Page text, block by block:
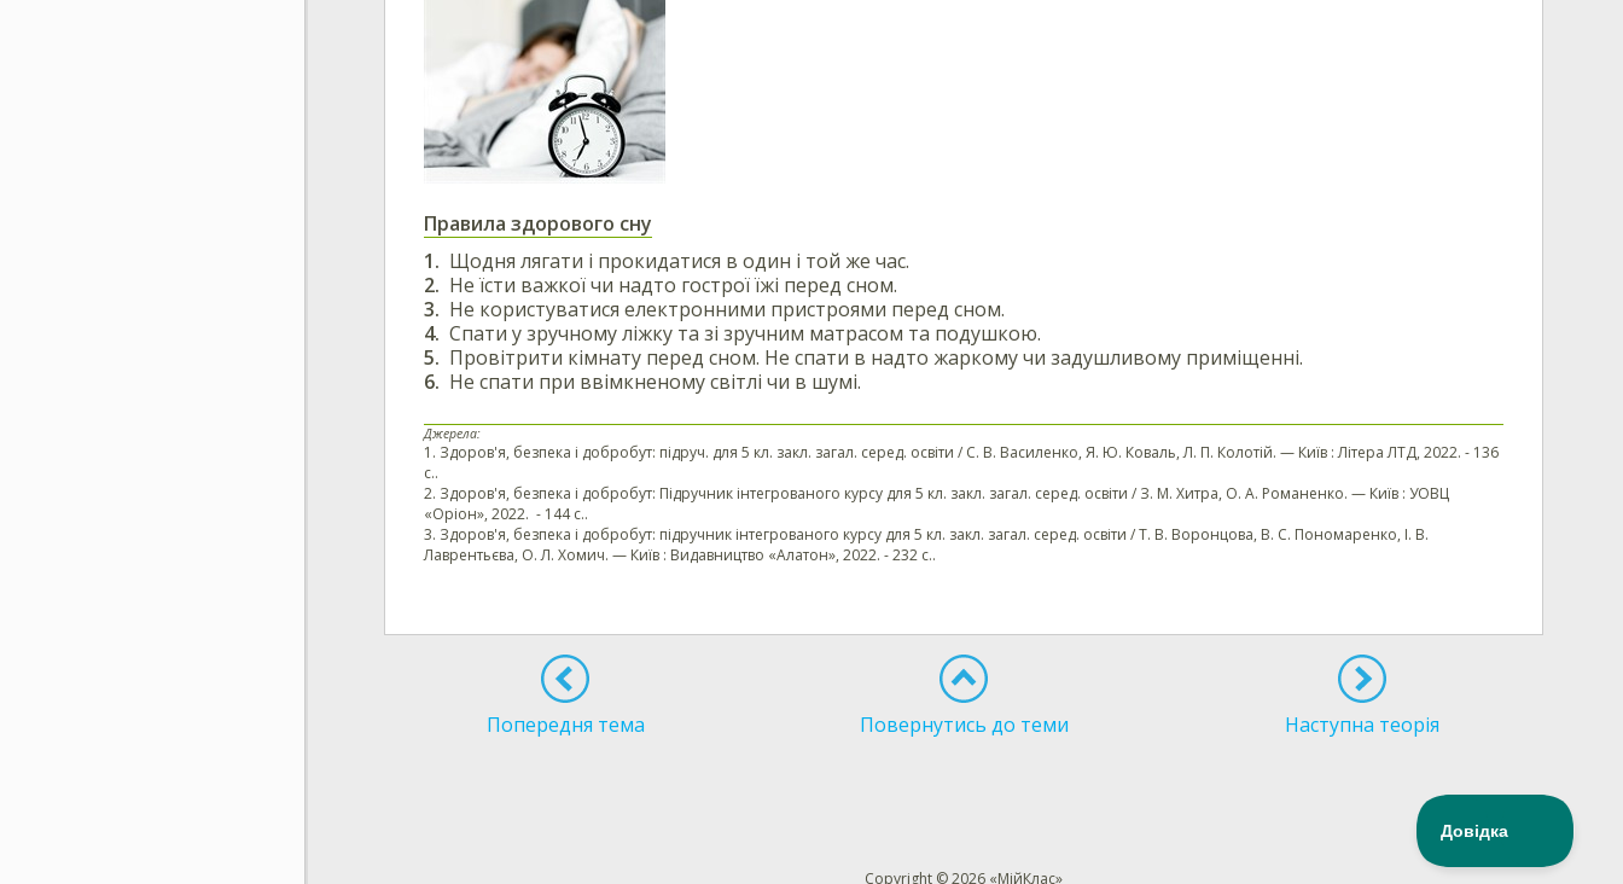
Правила здорового сну
Щодня лягати і прокидатися в один і той же час.
Не їсти важкої чи надто гострої їжі перед сном.
Не користуватися електронними пристроями перед сном.
Спати у зручному ліжку та зі зручним матрасом та подушкою.
Провітрити кімнату перед сном. Не спати в надто жаркому чи задушливому приміщенні.
Не спати при ввімкненому світлі чи в шумі.
Джерела:
1. Здоров'я, безпека і добробут: підруч. для 5 кл. закл. загал. серед. освіти / С. В. Василенко, Я. Ю. Коваль, Л. П. Колотій. — Київ : Літера ЛТД, 2022. - 136
с..
2. Здоров'я, безпека і добробут: Підручник інтегрованого курсу для 5 кл. закл. загал. серед. освіти / З. М. Хитра, О. А. Романенко. — Київ : УОВЦ
«Оріон», 2022. - 144 с..
3. Здоров'я, безпека і добробут: підручник інтегрованого курсу для 5 кл. закл. загал. серед. освіти / Т. В. Воронцова, В. С. Пономаренко, І. В.
Лаврентьєва, О. Л. Хомич. — Київ : Видавництво «Алатон», 2022. - 232 с..
Попередня тема Повернутись до теми Наступна теорія
Copyright © 2026 «МійКлас»